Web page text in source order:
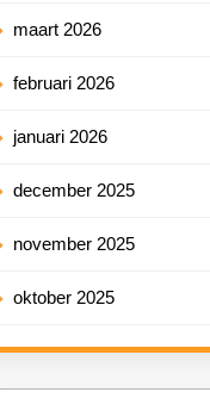
maart 2026
februari 2026
januari 2026
december 2025
november 2025
oktober 2025